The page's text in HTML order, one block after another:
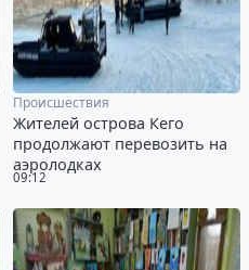
09:12
Происшествия
Жителей острова Кего
продолжают перевозить на
аэролодках